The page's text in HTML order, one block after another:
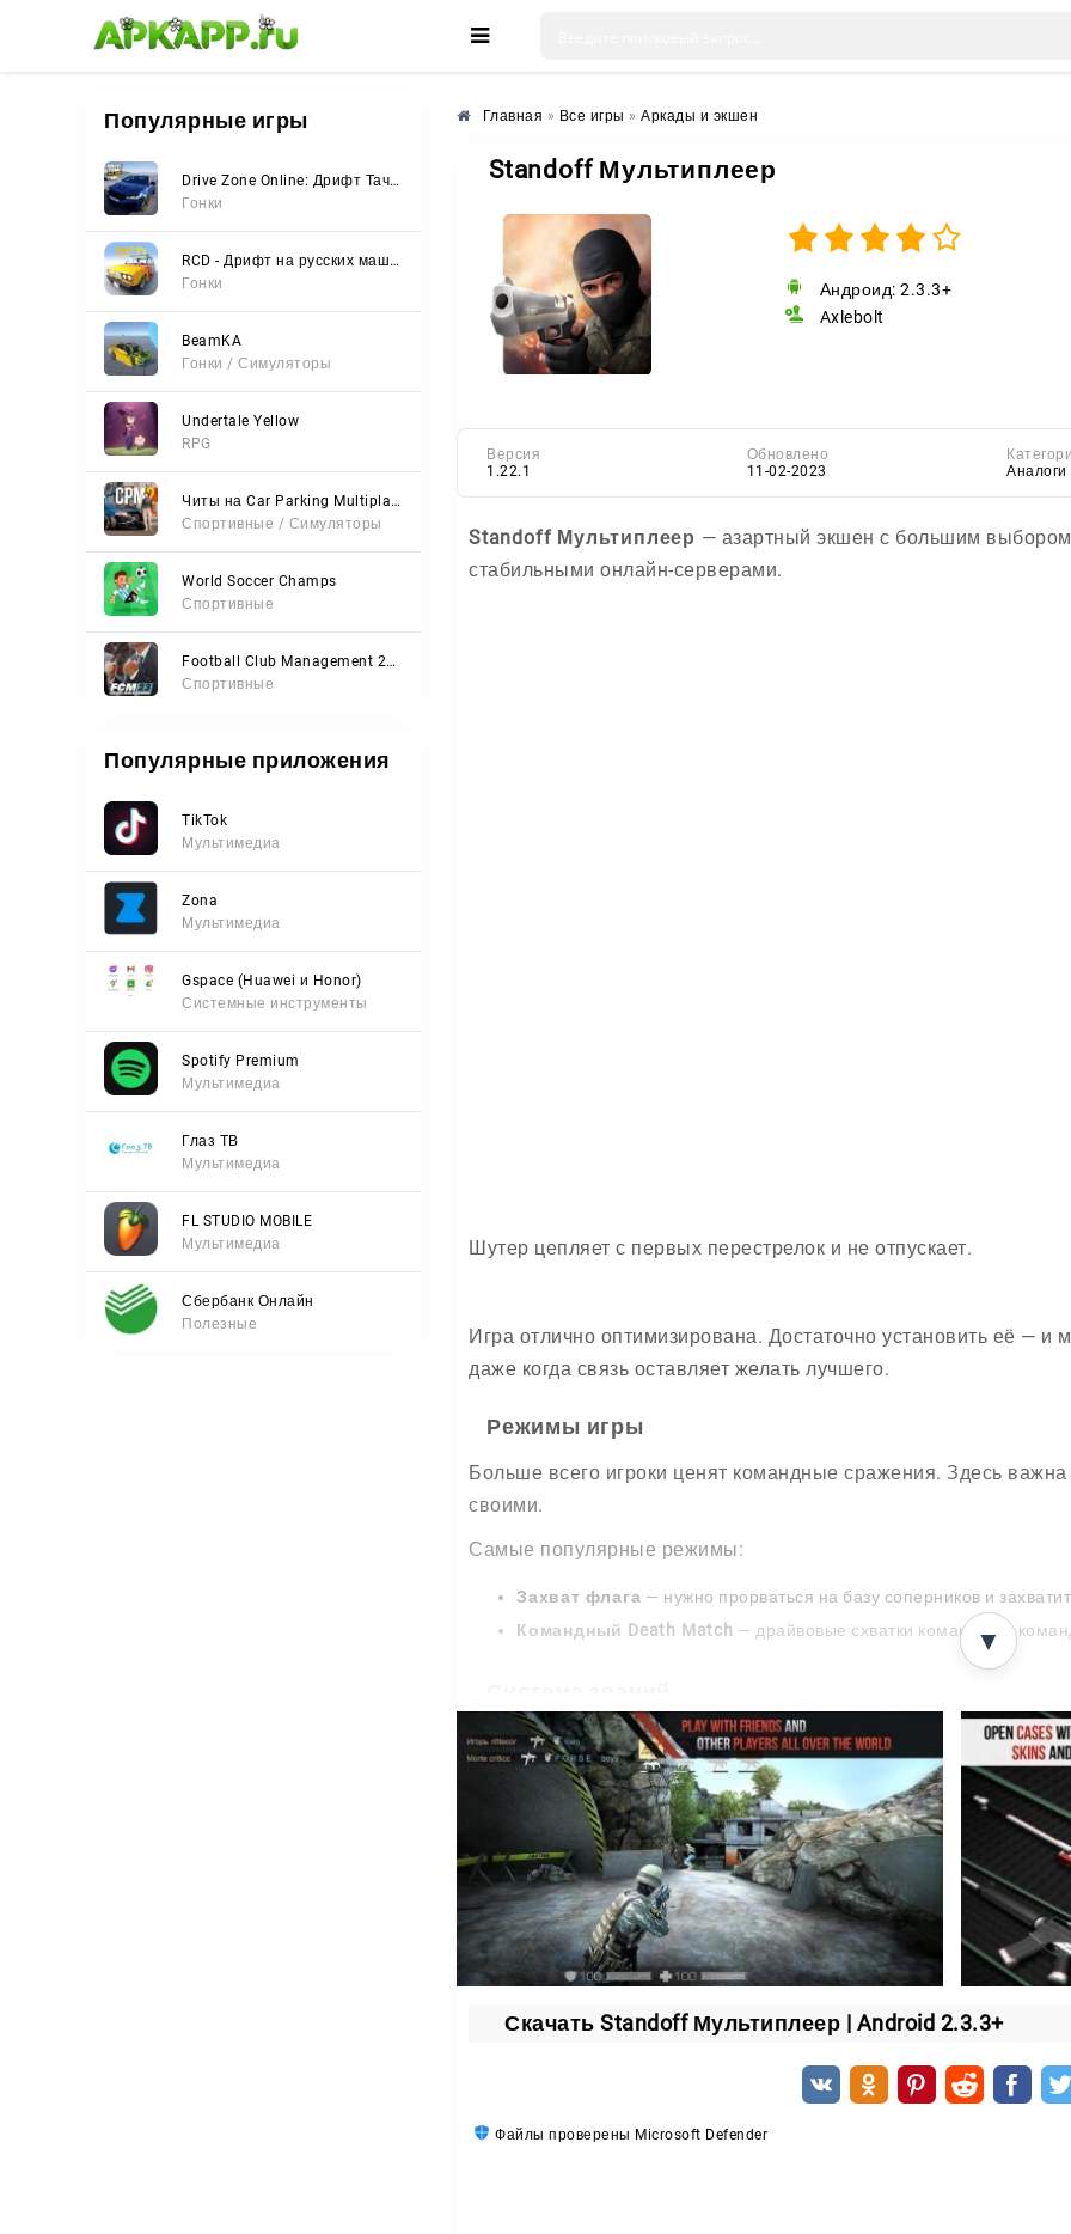
🌸 🌼 🌺
Популярные игры
Drive Zone Online: Дрифт Тачки
Гонки
RCD - Дрифт на русских машинах
Гонки
BeamKA
Гонки / Симуляторы
Undertale Yellow
RPG
Читы на Car Parking Multiplayer 2 (Все открыто, Мод-Меню)
Спортивные / Симуляторы
World Soccer Champs
Спортивные
Football Club Management 2023
Спортивные
Популярные приложения
TikTok
Мультимедиа
Zona
Мультимедиа
Gspace (Huawei и Honor)
Системные инструменты
Spotify Premium
Мультимедиа
Глаз ТВ
Мультимедиа
FL STUDIO MOBILE
Мультимедиа
Сбербанк Онлайн
Полезные
Главная » Все игры » Аркады и экшен
Standoff Мультиплеер
Андроид: 2.3.3+
Axlebolt
Версия
1.22.1
Обновлено
11-02-2023
Standoff Мультиплеер — азартный экшен с большим
стабильными онлайн-серверами.
Шутер цепляет с первых перестрелок и не отпускает.
Игра отлично оптимизирована. Достаточно установить её —
даже когда связь оставляет желать лучшего.
Режимы игры
Больше всего игроки ценят командные сражения. Здесь
своими.
Самые популярные режимы:
Захват флага — нужно прорваться на базу соперников и
Командный Death Match — драйвовые схватки команда на
Разнообразие режимов — это далеко не всё. Разработчики
игроков.
В её основе лежат:
количество уничтоженных противников;
полученный за бои опыт.
Звание влияет напрямую на ваше место в турнирной
поднимаетесь над остальными.
Графика и оптимизация
При такой плавной работе графика приятно удивляет.
Особенно эффектно проработаны персонажи — их внешний
▼
Скачать Standoff Мультиплеер | Android 2.3.3+
Файлы проверены Microsoft Defender